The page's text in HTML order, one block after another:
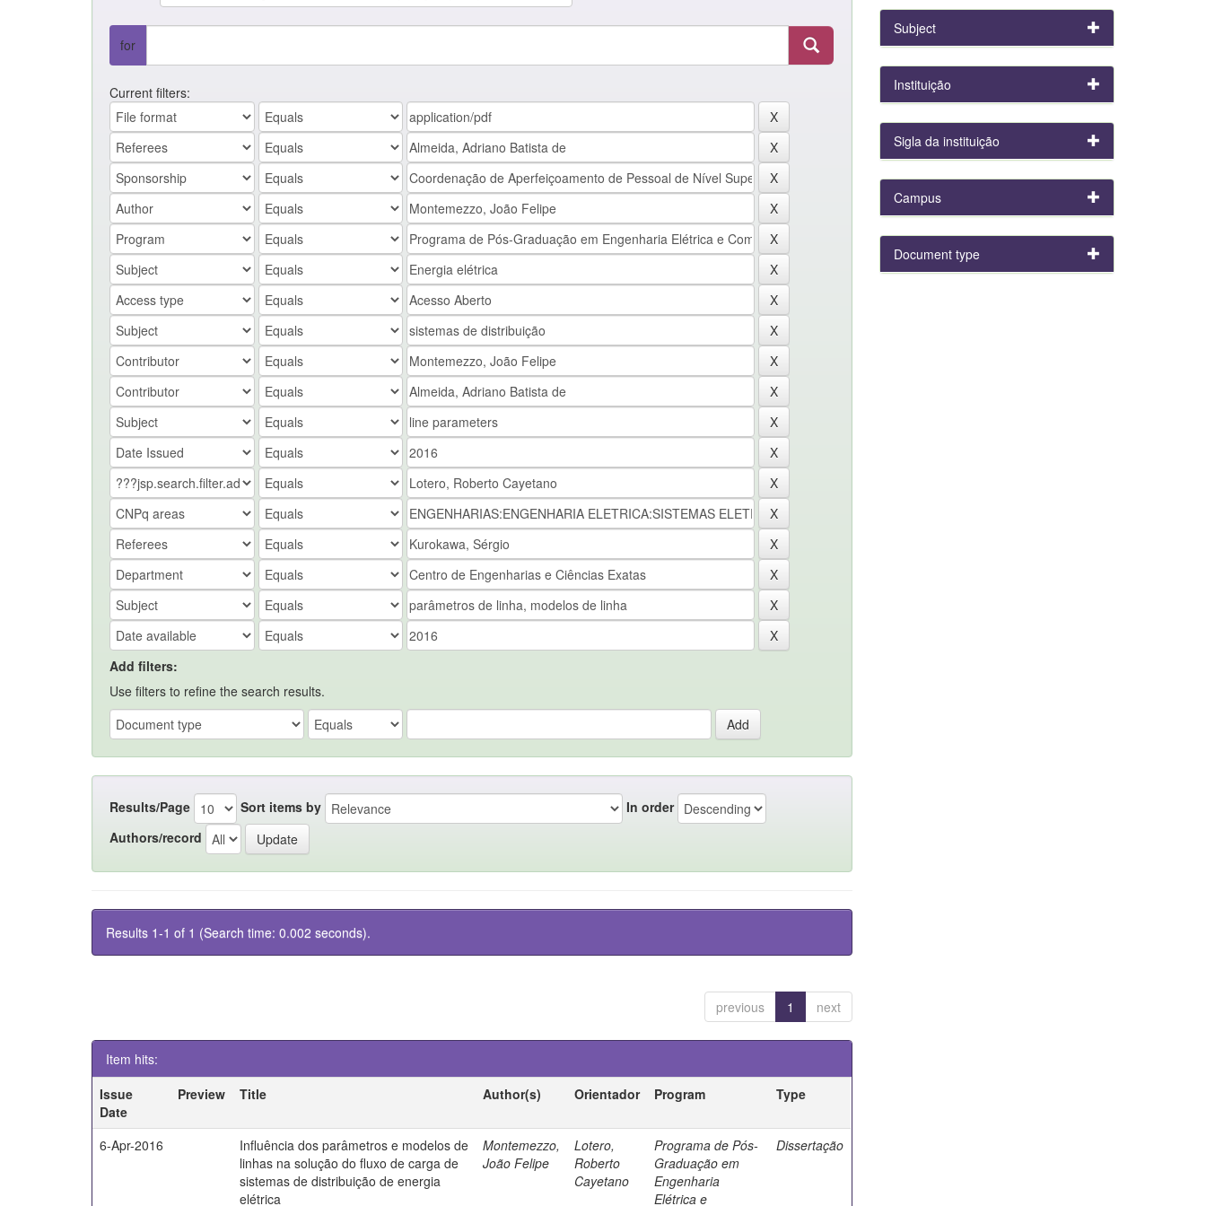
for
Current filters:
Add filters:
Use filters to refine the search results.
Results/Page Sort items by
In order
Authors/record
Results 1-1 of 1 (Search time: 0.002 seconds).
previous 1 next
Item hits:
Issue
Date
Preview Title Author(s) Orientador Program Type
6-Apr-2016
Influência dos parâmetros e modelos de
linhas na solução do fluxo de carga de
sistemas de distribuição de energia
elétrica
Montemezzo,
João Felipe
Lotero,
Roberto
Cayetano
Programa de Pós-
Graduação em
Engenharia
Elétrica e
Dissertação
Subject
Instituição
Sigla da instituição
Campus
Document type